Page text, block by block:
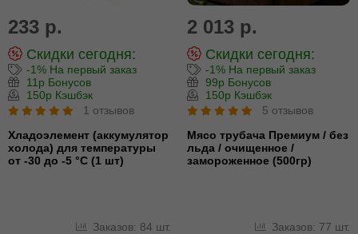
233 р.
Скидки сегодня:
-1% На первый заказ
11р Бонусов
150р Кэшбэк
1 отзывов
Хладоэлемент (аккумулятор
холода) для температуры
от -30 до -5 °С (1 шт)
Заказов: 84 шт.
2 013 р.
Скидки сегодня:
-1% На первый заказ
99р Бонусов
150р Кэшбэк
5 отзывов
Мясо трубача Премиум / без
льда / очищенное /
замороженное (500гр)
Заказов: 77 шт.